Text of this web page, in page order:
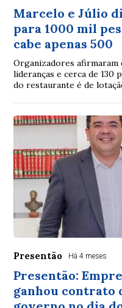
Marcelo e Júlio
para 1000 mil
cabe apenas 500
Organizadores afirmaram
lideranças e cerca de 130
do restaurante é de
Presentão Há 4 meses
Presentão:
ganhou contrato